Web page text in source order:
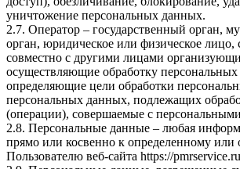
уничтожение персональных данных.
2.7. Оператор – государственный орган,
орган, юридическое или физическое лицо,
совместно с другими лицами
осуществляющие обработку
определяющие цели обработки
персональных данных, подлежащих
(операции), совершаемые с
2.8. Персональные данные – любая
прямо или косвенно к определенному или
Пользователю веб-сайта https://